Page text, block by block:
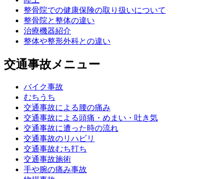
整骨院での健康保険の取り扱いについて
整骨院と整体の違い
治療機器紹介
整体や整形外科との違い
交通事故メニュー
バイク事故
むちうち
交通事故による腰の痛み
交通事故による頭痛・めまい・吐き気
交通事故に遭った時の流れ
交通事故のリハビリ
交通事故むち打ち
交通事故施術
手や腕の痛み事故